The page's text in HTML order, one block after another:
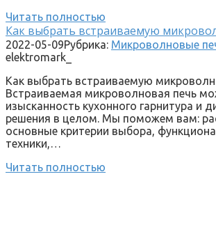
Читать полностью
Как выбрать встраиваемую
2022-05-09Рубрика: Микроволновые
elektromark_
Как выбрать встраиваемую
Встраиваемая микроволновая печь
изысканность кухонного гарнитура и
решения в целом. Мы поможем вам:
основные критерии выбора,
техники,…
Читать полностью